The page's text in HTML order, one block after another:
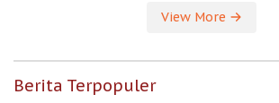
View More
Berita Terpopuler